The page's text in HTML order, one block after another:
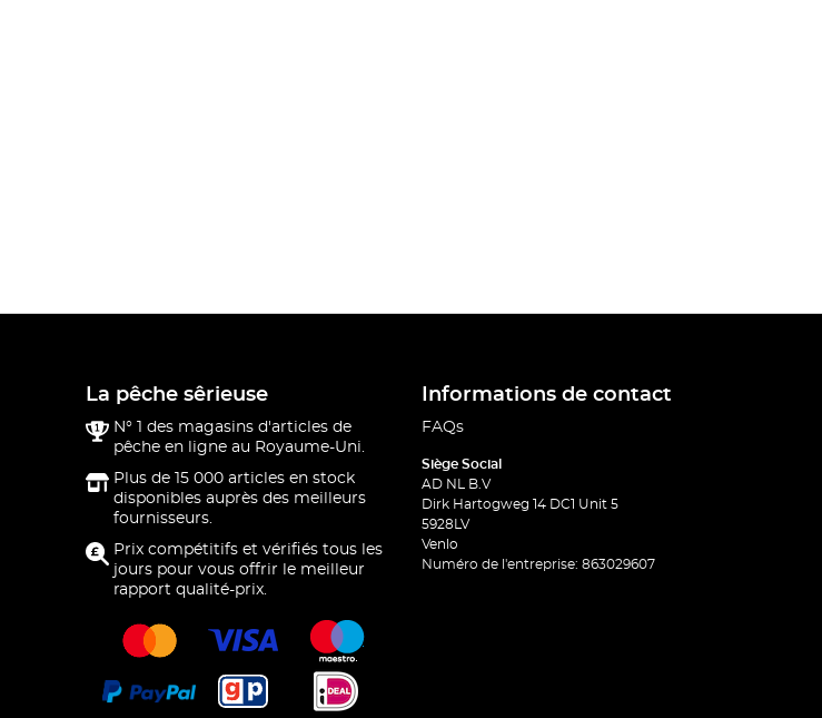
La pêche sêrieuse
N° 1 des magasins d'articles de
pêche en ligne au Royaume-Uni.
Plus de 15 000 articles en stock
disponibles auprès des meilleurs
fournisseurs.
Prix compétitifs et vérifiés tous les
jours pour vous offrir le meilleur
rapport qualité-prix.
Informations de contact
FAQs
Siège Social
AD NL B.V
Dirk Hartogweg 14 DC1 Unit 5
5928LV
Venlo
Numéro de l'entreprise: 863029607